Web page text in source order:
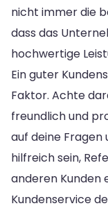
nicht immer die
dass das
hochwertige
Ein guter
Faktor. Achte
freundlich und
auf deine Fragen
hilfreich sein,
anderen Kunden
Kundenservice